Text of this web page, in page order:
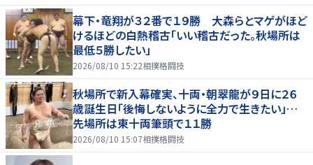
幕下・竜翔が３２番で１９勝 大森らとマゲがほど
けるほどの白熱稽古「いい稽古だった。秋場所は
最低５勝したい」
2026/08/10 15:22相撲格闘技
秋場所で新入幕確実、十両・朝翠龍が９日に２６
歳誕生日「後悔しないように全力で生きたい」…
先場所は東十両筆頭で１１勝
2026/08/10 15:07相撲格闘技